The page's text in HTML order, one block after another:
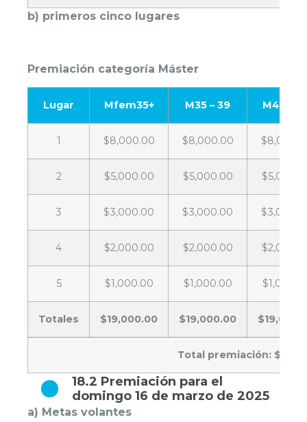
b) primeros cinco lugares
Premiación categoría Máster
Lugar Mfem35+ M35 – 39 M40 –
1 $8,000.00 $8,000.00
2 $5,000.00 $5,000.00
3 $3,000.00 $3,000.00
4 $2,000.00 $2,000.00
5 $1,000.00 $1,000.00
Totales $19,000.00 $19,000.00
Total premiación:
18.2 Premiación para el
domingo 16 de marzo de 2025
a) Metas volantes